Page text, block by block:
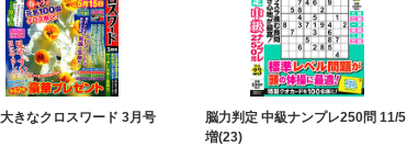
きなクロスワード 3月号
脳力判定 中級ナンプレ250問 11/5
増(23)